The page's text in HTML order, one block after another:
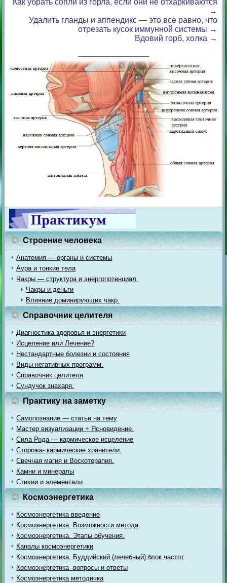
Как убрать сопли из горла, если они не отхаркиваются
→
Удалить гланды и аппендикс — это все равно, что
отрезать кусок иммунной системы →
Вдовий горб, холка →
Строение человека
Анатомия — органы и системы
Аура и тонкие тела
Чакры — структура и энергопотенциал.
Чакры и деньги
Влияние доминирующих чакр.
Справочник целителя
Диагностика здоровья и энергетики
Исцеление или Лечение?
Нестандартные болезни и состояния
Виды негативных программ.
Справочник целителя
Сундучок знахаря.
Практику на заметку
Самопознание — статьи на тему
Мастер визуализации + Ясновидение.
Сила Рода — кармическое исцеление
Сторожа- кармические хранители.
Свечная магия и Воскотерапия.
Камни и минералы
Стихии и элементали
Космоэнергетика
Космоэнергетика введение
Космоэнергетика. Возможности метода.
Космоэнергетика. Этапы обучения.
Каналы космоэнергетики
Космоэнергетика. Буддийский (лечебный) блок частот
Космоэнергетика -вопросы и ответы
Космоэнергетика методичка